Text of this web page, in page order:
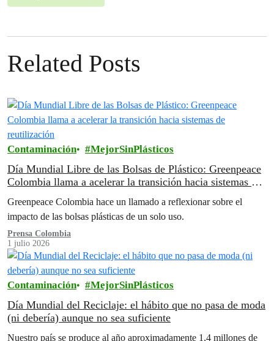
Related Posts
Contaminación MejorSinPlásticos
Día Mundial Libre de las Bolsas de Plástico: Greenpeace
Colombia llama a acelerar la transición hacia sistemas de
Greenpeace Colombia hace un llamado a reflexionar sobre el
impacto de las bolsas plásticas de un solo uso.
Prensa Colombia
1 julio 2026
Contaminación MejorSinPlásticos
Día Mundial del Reciclaje: el hábito que no pasa de moda
(ni debería) aunque no sea suficiente
Nuestro país se produce al año aproximadamente 1,4 millones de